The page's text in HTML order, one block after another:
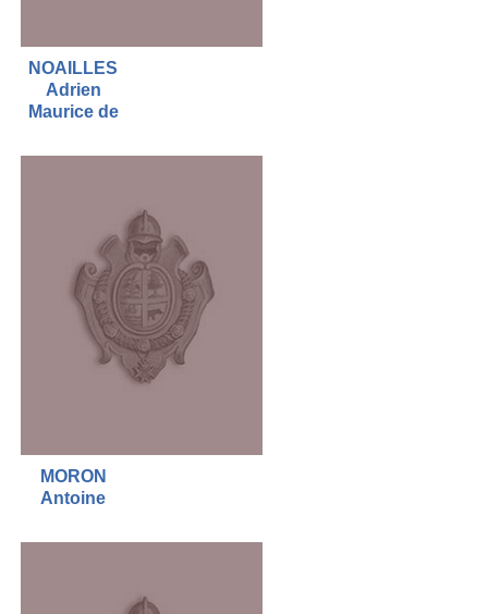
NOAILLES
Adrien
Maurice de
MORON
Antoine